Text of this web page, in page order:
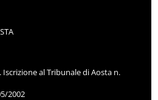
al Tribunale di Aosta n.
2002